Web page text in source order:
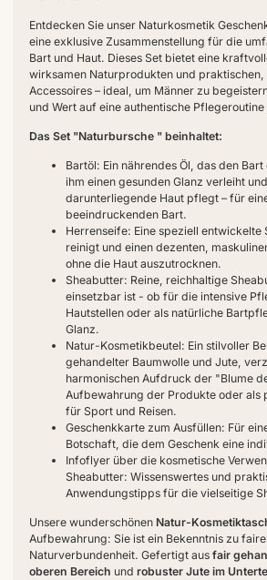
Entdecken Sie unser Naturkosmetik
eine exklusive Zusammenstellung für die
Bart und Haut. Dieses Set bietet eine
wirksamen Naturprodukten und praktischen,
Accessoires – ideal, um Männer zu
und Wert auf eine authentische Pflegeroutine
Das Set "Naturbursche " beinhaltet:
Bartöl: Ein nährendes Öl, das den
ihm einen gesunden Glanz verleiht
darunterliegende Haut pflegt – für
beeindruckenden Bart.
Herrenseife: Eine speziell
reinigt und einen dezenten,
ohne die Haut auszutrocknen.
Sheabutter: Reine, reichhaltige
einsetzbar ist - ob für die intensive
Hautstellen oder als natürliche
Glanz.
Natur-Kosmetikbeutel: Ein stilvoller
gehandelter Baumwolle und Jute,
harmonischen Aufdruck der "Blume
Aufbewahrung der Produkte oder als
für Sport und Reisen.
Geschenkkarte zum Ausfüllen: Für
Botschaft, die dem Geschenk eine
Infoflyer über die kosmetische
Sheabutter: Wissenswertes und
Anwendungstipps für die vielseitige
Unsere wunderschönen Natur-
Aufbewahrung: Sie ist ein Bekenntnis zu
Naturverbundenheit. Gefertigt aus fair
oberen Bereich und robuster Jute im